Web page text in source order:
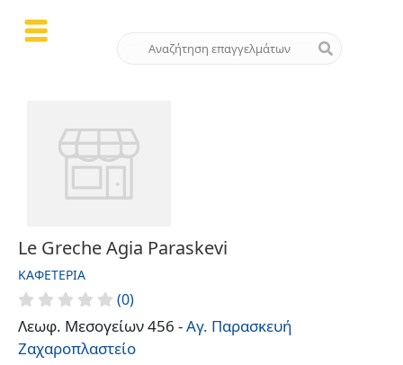
Le Greche Agia Paraskevi
ΚΑΦΕΤΈΡΙΑ
(0)
Λεωφ. Μεσογείων 456 -Αγ. Παρασκευή
Ζαχαροπλαστείο